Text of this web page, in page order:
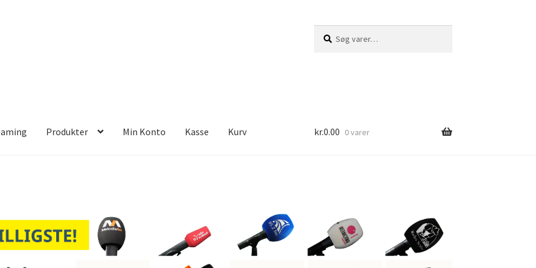
efter:
Produkter Min Konto Kasse Kurv kr.0.00 0 varer